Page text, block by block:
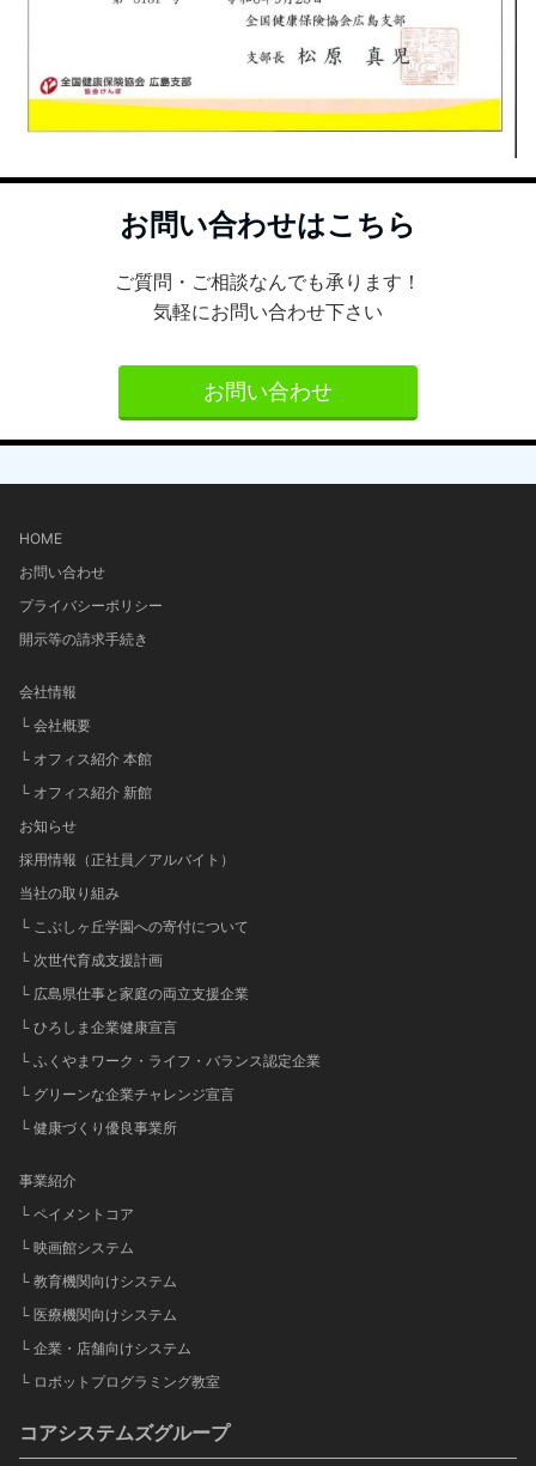
お問い合わせはこちら
ご質問・ご相談なんでも承ります！
気軽にお問い合わせ下さい
お問い合わせ
HOME
お問い合わせ
プライバシーポリシー
開示等の請求手続き
会社情報
└ 会社概要
└ オフィス紹介 本館
└ オフィス紹介 新館
お知らせ
採用情報（正社員／アルバイト）
当社の取り組み
└ こぶしヶ丘学園への寄付について
└ 次世代育成支援計画
└ 広島県仕事と家庭の両立支援企業
└ ひろしま企業健康宣言
└ ふくやまワーク・ライフ・バランス認定企業
└ グリーンな企業チャレンジ宣言
└ 健康づくり優良事業所
事業紹介
└ ペイメントコア
└ 映画館システム
└ 教育機関向けシステム
└ 医療機関向けシステム
└ 企業・店舗向けシステム
└ ロボットプログラミング教室
コアシステムズグループ